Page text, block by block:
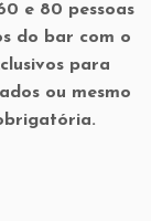
e 80 pessoas
do bar com o
para
ou mesmo